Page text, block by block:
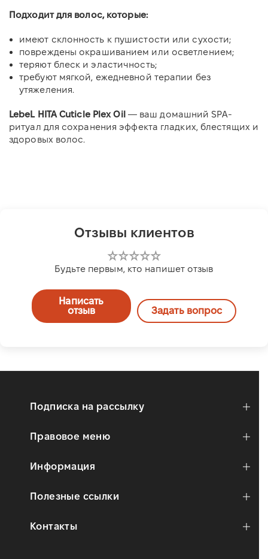
Подходит для волос, которые:
имеют склонность к пушистости или сухости;
повреждены окрашиванием или осветлением;
теряют блеск и эластичность;
требуют мягкой, ежедневной терапии без
утяжеления.
LebeL HITA Cuticle Plex Oil— ваш домашний SPA-
ритуал для сохранения эффекта гладких, блестящих и
здоровых волос.
Отзывы клиентов
Будьте первым, кто напишет отзыв
Написать
отзыв
Задать вопрос
Подписка на рассылку
Правовое меню
Информация
Полезные ссылки
Контакты